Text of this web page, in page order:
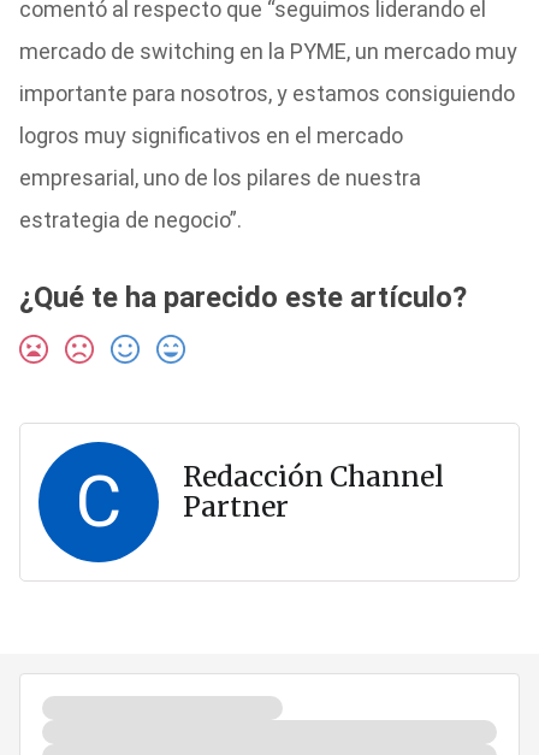
comentó al respecto que “seguimos liderando el
mercado de switching en la PYME, un mercado muy
importante para nosotros, y estamos consiguiendo
logros muy significativos en el mercado
empresarial, uno de los pilares de nuestra
estrategia de negocio”.
¿Qué te ha parecido este artículo?
C
Redacción Channel
Partner